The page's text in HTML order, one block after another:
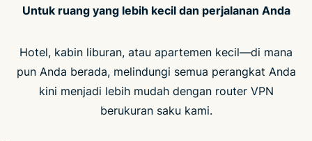
Untuk ruang yang lebih kecil dan perjalanan Anda
Hotel, kabin liburan, atau apartemen kecil—di mana
pun Anda berada, melindungi semua perangkat Anda
kini menjadi lebih mudah dengan router VPN
berukuran saku kami.